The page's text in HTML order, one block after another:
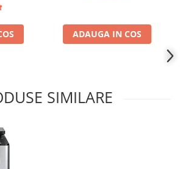
ADAUGA IN COS
SIMILARE